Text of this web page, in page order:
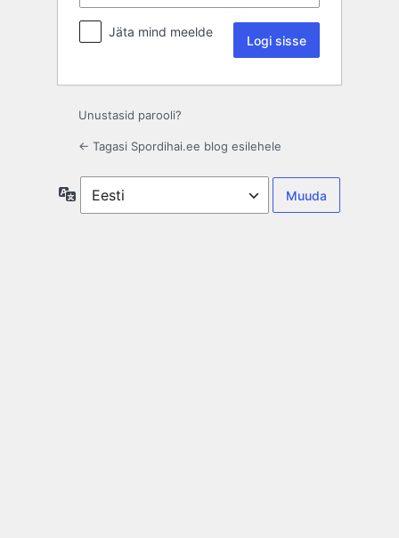
Jäta mind meelde
Unustasid parooli?
← Tagasi Spordihai.ee blog esilehele
Keel